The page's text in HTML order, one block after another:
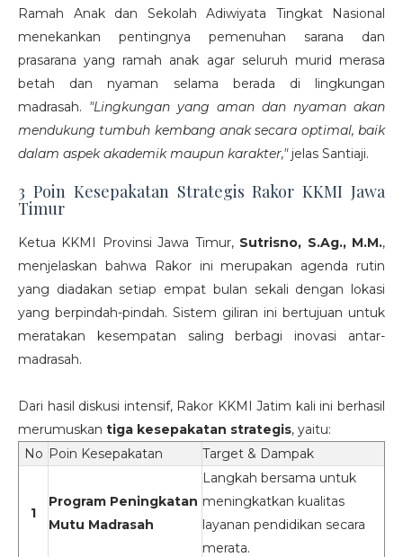
Ramah Anak dan Sekolah Adiwiyata Tingkat Nasional
menekankan pentingnya pemenuhan sarana dan
prasarana yang ramah anak agar seluruh murid merasa
betah dan nyaman selama berada di lingkungan
madrasah. "Lingkungan yang aman dan nyaman akan
mendukung tumbuh kembang anak secara optimal, baik
dalam aspek akademik maupun karakter,"jelas Santiaji.
3 Poin Kesepakatan Strategis Rakor KKMI Jawa
Timur
Ketua KKMI Provinsi Jawa Timur, Sutrisno, S.Ag., M.M.,
menjelaskan bahwa Rakor ini merupakan agenda rutin
yang diadakan setiap empat bulan sekali dengan lokasi
yang berpindah-pindah. Sistem giliran ini bertujuan untuk
meratakan kesempatan saling berbagi inovasi antar-
madrasah.
Dari hasil diskusi intensif, Rakor KKMI Jatim kali ini berhasil
merumuskan tiga kesepakatan strategis, yaitu:
No Poin Kesepakatan Target & Dampak
1
Program Peningkatan
Mutu Madrasah
Langkah bersama untuk
meningkatkan kualitas
layanan pendidikan secara
merata.